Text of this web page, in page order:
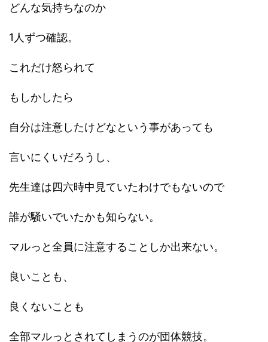
どんな気持ちなのか
1人ずつ確認。
これだけ怒られて
もしかしたら
自分は注意したけどなという事があっても
言いにくいだろうし、
先生達は四六時中見ていたわけでもないので
誰が騒いでいたかも知らない。
マルっと全員に注意することしか出来ない。
良いことも、
良くないことも
全部マルっとされてしまうのが団体競技。